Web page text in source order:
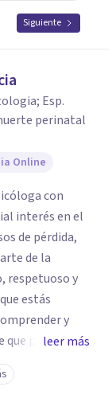
Siguiente
Esp.
perinatal
Online
con
interés en el
de pérdida,
de la
respetuoso y
estás
y
pedir ayuda
sino
nuevas
leer más